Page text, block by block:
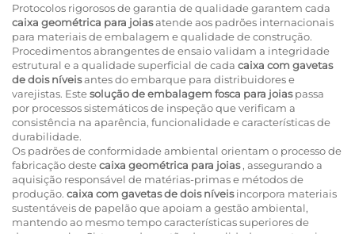
Protocolos rigorosos de garantia de qualidade garantem cada
caixa geométrica para joiasatende aos padrões internacionais
para materiais de embalagem e qualidade de construção.
Procedimentos abrangentes de ensaio validam a integridade
estrutural e a qualidade superficial de cada caixa com gavetas
de dois níveisantes do embarque para distribuidores e
varejistas. Estesolução de embalagem fosca para joiaspassa
por processos sistemáticos de inspeção que verificam a
consistência na aparência, funcionalidade e características de
durabilidade.
Os padrões de conformidade ambiental orientam o processo de
fabricação destecaixa geométrica para joias, assegurando a
aquisição responsável de matérias-primas e métodos de
produção. caixa com gavetas de dois níveisincorpora materiais
sustentáveis de papelão que apoiam a gestão ambiental,
mantendo ao mesmo tempo características superiores de